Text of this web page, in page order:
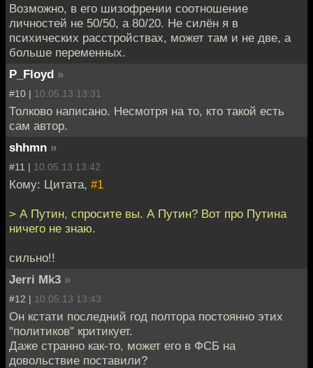
Возможно, в его шизофрении соотношение
личностей не 50/50, а 80/20. Не силён я в
психических расстройствах, может там и не две, а
больше переменных.
P_Floyd »
#10 | 10.05.13 13:31
Толково написано. Несмотря на то, кто такой есть
сам автор.
shhmn »
#11 | 10.05.13 13:42
Кому: Цитата, #1
> А Путин, спросите вы. А Путин? Вот про Путина
ничего не знаю.
сильно!!
Jerri Mk3 »
#12 | 10.05.13 13:43
Он кстати последний год полтора постоянно этих
"политиков" критикует.
Даже странно как-то, может его в ФСБ на
довольствие поставили?